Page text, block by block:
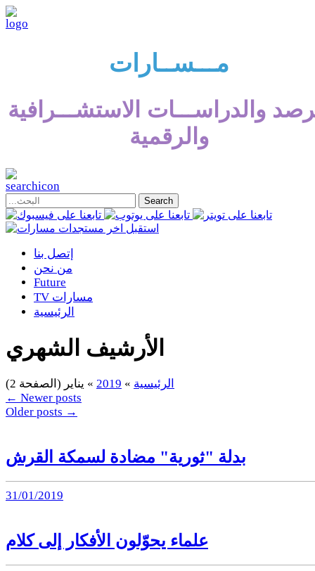
مـــســارات
والدراســـات الاستشـــرافية
والرقمية
إتصل بنا
من نحن
Future
TV مسارات
الرئيسية
الأرشيف الشهري
الرئيسية »
2019
» يناير (الصفحة 2)
← Newer posts
Older posts →
بدلة "ثورية" مضادة لسمكة القرش
31/01/2019
علماء يحوّلون الأفكار إلى كلام